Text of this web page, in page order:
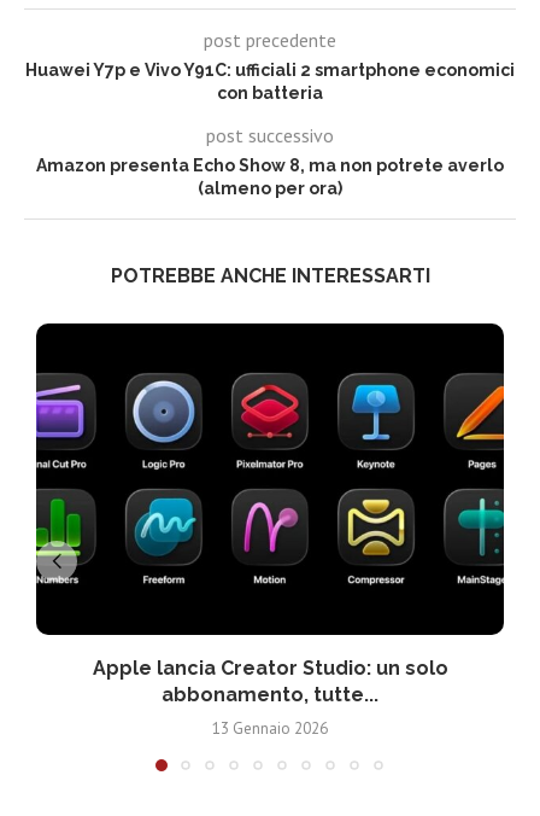
post precedente
Huawei Y7p e Vivo Y91C: ufficiali 2 smartphone economici
con batteria
post successivo
Amazon presenta Echo Show 8, ma non potrete averlo
(almeno per ora)
POTREBBE ANCHE INTERESSARTI
Apple lancia Creator Studio: un solo
abbonamento, tutte...
13 Gennaio 2026